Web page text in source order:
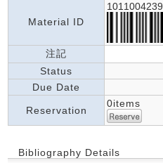
Material ID
1011004239
注記
Status
Due Date
Reservation
0items
Bibliography Details